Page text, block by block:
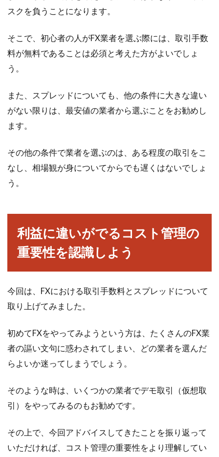
スクを負うことになります。
そこで、初心者の人がFX業者を選ぶ際には、取引手数
料が無料であることは必須と考えた方がよいでしょ
う。
また、スプレッドについても、他の条件に大きな違い
がない限りは、最安値の業者から選ぶことをお勧めし
ます。
その他の条件で業者を選ぶのは、ある程度の取引をこ
なし、相場観が身についてからでも遅くはないでしょ
う。
利益に違いがでるコスト管理の
重要性を認識しよう
今回は、FXにおける取引手数料とスプレッドについて
取り上げてみました。
初めてFXをやってみようという方は、たくさんのFX業
者の謳い文句に惑わされてしまい、どの業者を選んだ
らよいか迷ってしまうでしょう。
そのような時は、いくつかの業者でデモ取引（仮想取
引）をやってみるのもお勧めです。
その上で、今回アドバイスしてきたことを振り返って
いただければ、コスト管理の重要性をより理解してい